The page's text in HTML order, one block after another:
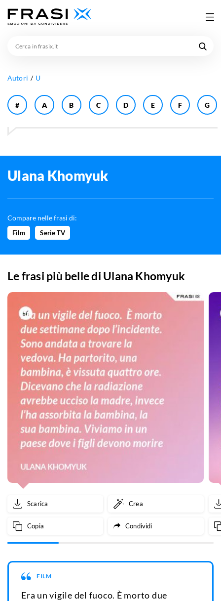
Autori U
# A B C D E F G
Ulana Khomyuk
Compare nelle frasi di:
Film Serie TV
Le frasi più belle di Ulana Khomyuk
Scarica Crea
Copia Condividi
FILM
Era un vigile del fuoco. È morto due